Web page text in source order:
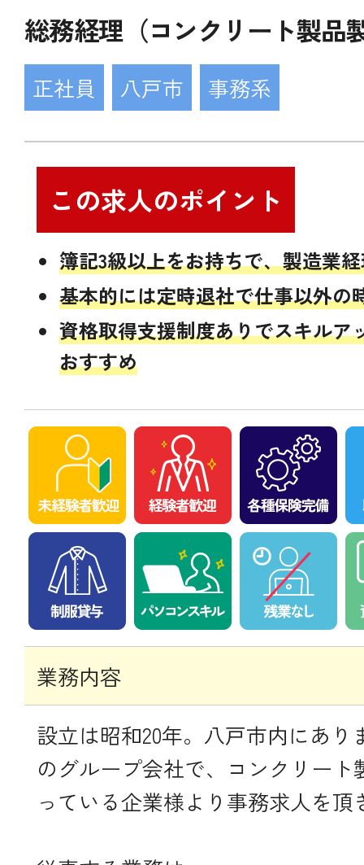
総務経理（コンクリート製品
正社員 八戸市 事務系
この求人のポイント
簿記3級以上をお持ちで、製造業
基本的には定時退社で仕事以外の
資格取得支援制度ありでスキルア
おすすめ
業務内容
設立は昭和20年。八戸市内にあ
のグループ会社で、コンクリー
っている企業様より事務求人を頂